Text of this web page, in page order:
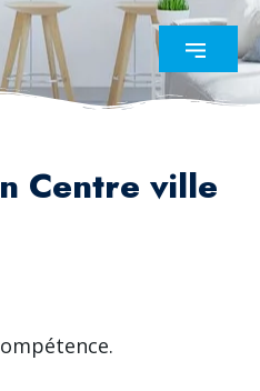
Centre ville